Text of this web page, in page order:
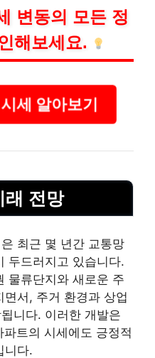
변동의 모든 정
해보세요.
세 알아보기
래 전망
최근 몇 년간 교통망
두드러지고 있습니다.
물류단지와 새로운 주
서, 주거 환경과 상업
니다. 이러한 개발은
트의 시세에도 긍정적
니다.